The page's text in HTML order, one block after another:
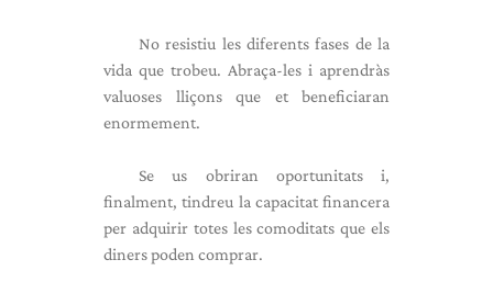
No resistiu les diferents fases de la
vida que trobeu. Abraça-les i aprendràs
valuoses lliçons que et beneficiaran
enormement.
Se us obriran oportunitats i,
finalment, tindreu la capacitat financera
per adquirir totes les comoditats que els
diners poden comprar.